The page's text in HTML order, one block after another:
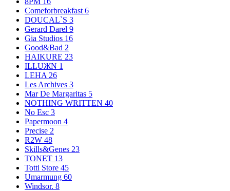
Comeforbreakfast 6
DOUCAL`S 3
Gerard Darel 9
Gia Studios 16
Good&Bad 2
HAIKURE 23
ILLUЖN 1
LEHA 26
Les Archives 3
Mar De Margaritas 5
NOTHING WRITTEN 40
No Esc 3
Papermoon 4
Precise 2
R2W 48
Skills&Genes 23
TONET 13
Totti Store 45
Umarmung 60
Windsor. 8